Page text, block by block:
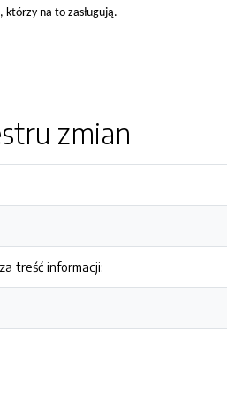
na to zasługują.
zmian
treść informacji: